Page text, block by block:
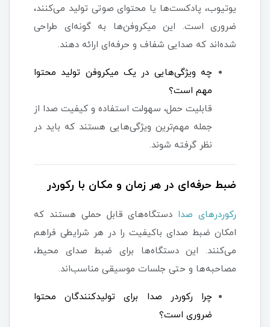
یوتیوب، پادکست‌ها یا محتوای صوتی تولید می‌کنند،
ضروری است. این میکروفن‌ها به گونه‌ای طراحی
شده‌اند که صدایی شفاف و حرفه‌ای ارائه دهند.
چه ویژگی‌هایی در یک میکروفن تولید محتوا
مهم است؟
قابلیت حمل، سهولت استفاده و کیفیت صدا از
جمله مهم‌ترین ویژگی‌هایی هستند که باید در
نظر گرفته شوند.
ضبط حرفه‌ای در هر زمان و مکان با رکوردر
رکوردرهای صدا دستگاه‌های قابل حملی هستند که
امکان ضبط صدای باکیفیت را در هر شرایطی فراهم
می‌کنند. این دستگاه‌ها برای ضبط صدای محیط،
مصاحبه‌ها و حتی جلسات موسیقی مناسب‌اند.
چرا رکوردر صدا برای تولیدکنندگان محتوا
ضروری است؟